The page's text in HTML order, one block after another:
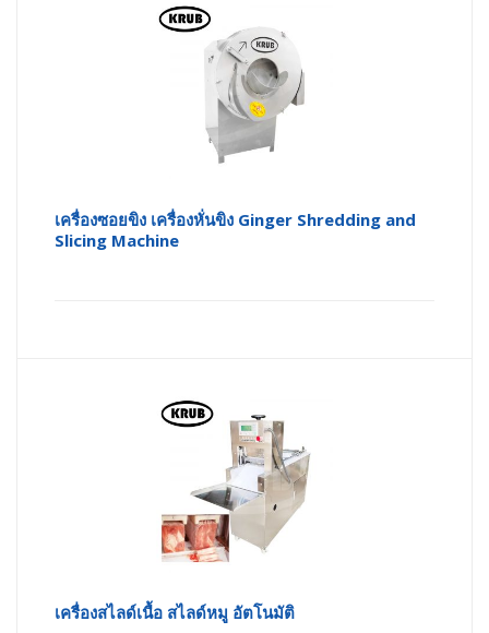
เครื่องซอยขิง เครื่องหั่นขิง Ginger Shredding and
Slicing Machine
เครื่องสไลด์เนื้อ สไลด์หมู อัตโนมัติ